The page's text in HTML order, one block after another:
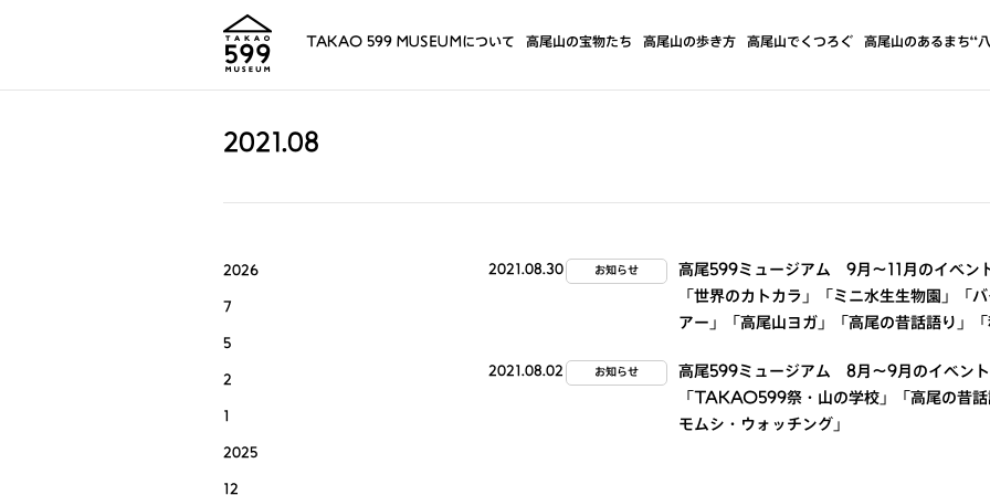
TAKAO 599 MUSEUMについて 高尾山の宝物たち 高尾山の歩き方 高尾山でくつろぐ 高尾山のあるまち“
2021.08
2021.08.30 お知らせ
高尾599ミュージアム 9月～11月のイベン
「世界のカトカラ」「ミニ水生生物園」「
アー」「高尾山ヨガ」「高尾の昔話語り」
2021.08.02 お知らせ
高尾599ミュージアム 8月～9月のイベント
「TAKAO599祭・山の学校」「高尾の昔
モムシ・ウォッチング」
2026
7
5
2
1
2025
12